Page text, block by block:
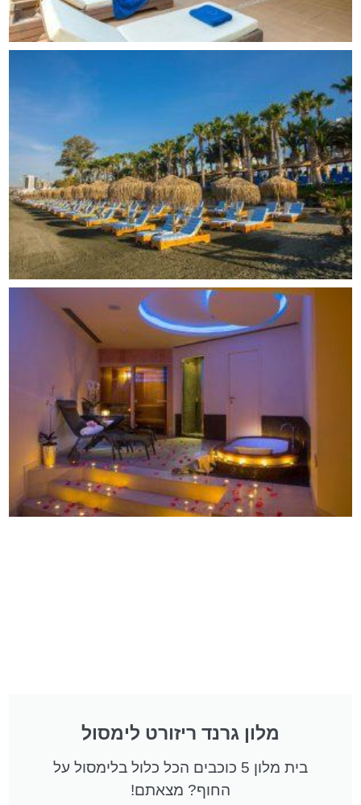
מלון גרנד ריזורט לימסול
בית מלון 5 כוכבים הכל כלול בלימסול על
החוף? מצאתם!